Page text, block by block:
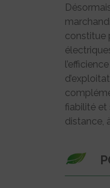
constitue
fiabilité et
distance,